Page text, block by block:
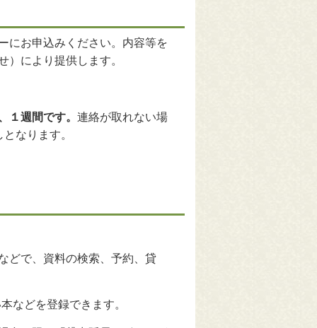
にお申込みください。内容等を
）により提供します。
１週間です。 連絡が取れない場
なります。
どで、資料の検索、予約、貸
などを登録できます。